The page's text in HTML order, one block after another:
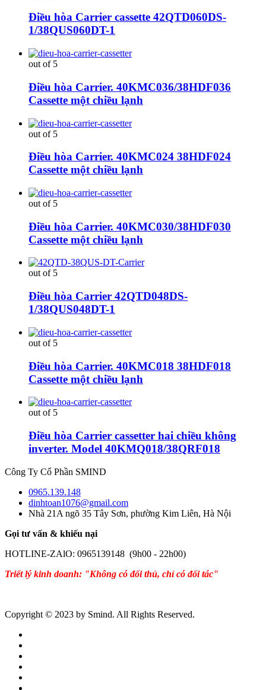
Điều hòa Carrier cassette 42QTD060DS-
1/38QUS060DT-1
out of 5
Điều hòa Carrier. 40KMC036/38HDF036
Cassette một chiều lạnh
out of 5
Điều hòa Carrier. 40KMC024 38HDF024
Cassette một chiều lạnh
out of 5
Điều hòa Carrier. 40KMC030/38HDF030
Cassette một chiều lạnh
out of 5
Điều hòa Carrier 42QTD048DS-
1/38QUS048DT-1
out of 5
Điều hòa Carrier. 40KMC018 38HDF018
Cassette một chiều lạnh
out of 5
Điều hòa Carrier cassetter hai chiều không
inverter. Model 40KMQ018/38QRF018
Công Ty Cổ Phần SMIND
0965.139.148
dinhtoan1076@gmail.com
Nhà 21A ngõ 35 Tây Sơn, phường Kim Liên, Hà Nội
Gọi tư vấn & khiếu nại
HOTLINE-ZAlO: 0965139148 (9h00 - 22h00)
Triết lý kinh doanh: "Không có đối thủ, chỉ có đối tác"
Copyright © 2023 by Smind. All Rights Reserved.